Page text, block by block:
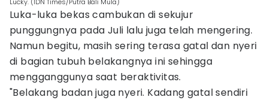
Luka-luka bekas cambukan di sekujur
punggungnya pada Juli lalu juga telah mengering.
Namun begitu, masih sering terasa gatal dan nyeri
di bagian tubuh belakangnya ini sehingga
mengganggunya saat beraktivitas.
"Belakang badan juga nyeri. Kadang gatal sendiri